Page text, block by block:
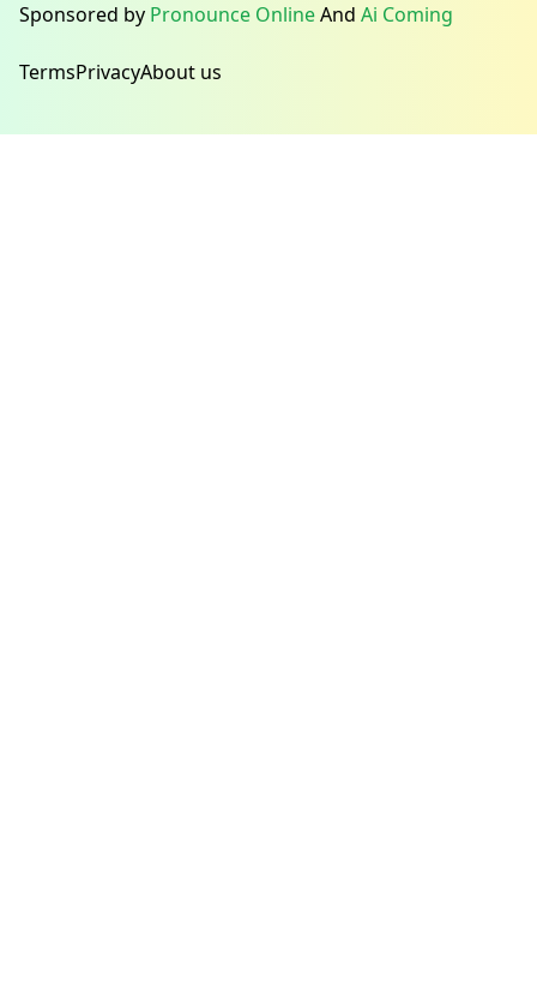
Sponsored by Pronounce OnlineAnd Ai Coming
TermsPrivacyAbout us